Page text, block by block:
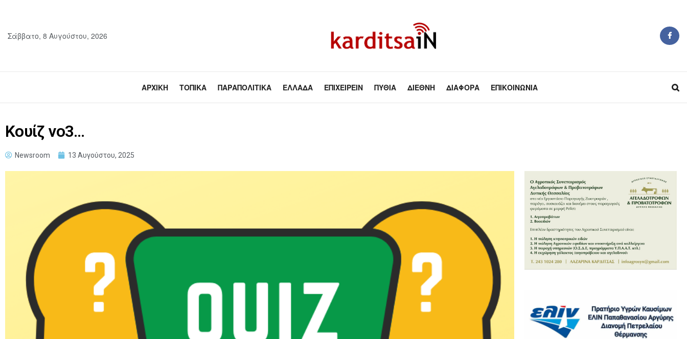
Σάββατο, 8 Αυγούστου, 2026
ΑΡΧΙΚΉ ΤΟΠΙΚΆ ΠΑΡΑΠΟΛΙΤΙΚΆ ΕΛΛΆΔΑ ΕΠΙΧΕΙΡΕΊΝ ΠΥΘΊΑ ΔΙΕΘΝΉ ΔΙΆΦΟΡΑ ΕΠΙΚΟΙΝΩΝΊΑ
Κουίζ νο3…
Newsroom 13 Αυγούστου, 2025